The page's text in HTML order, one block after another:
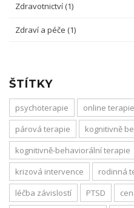
Zdravotnictví (1)
Zdraví a péče (1)
ŠTÍTKY
psychoterapie online terapie
párová terapie
kognitivně
kognitivně-behaviorální terapie
krizová intervence
rodinná
léčba závislostí
PTSD